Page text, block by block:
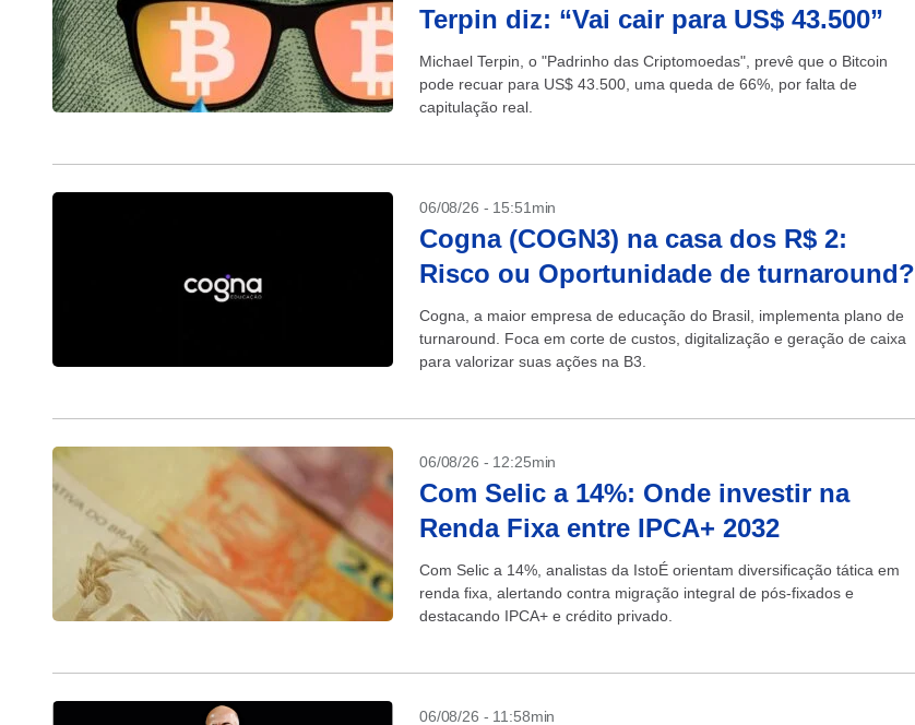
Terpin diz: “Vai cair para US$ 43.500”
Michael Terpin, o "Padrinho das Criptomoedas", prevê que o Bitcoin
pode recuar para US$ 43.500, uma queda de 66%, por falta de
capitulação real.
06/08/26 - 15:51min
Cogna (COGN3) na casa dos R$ 2:
Risco ou Oportunidade de turnaround?
Cogna, a maior empresa de educação do Brasil, implementa plano de
turnaround. Foca em corte de custos, digitalização e geração de caixa
para valorizar suas ações na B3.
06/08/26 - 12:25min
Com Selic a 14%: Onde investir na
Renda Fixa entre IPCA+ 2032
Com Selic a 14%, analistas da IstoÉ orientam diversificação tática em
renda fixa, alertando contra migração integral de pós-fixados e
destacando IPCA+ e crédito privado.
06/08/26 - 11:58min